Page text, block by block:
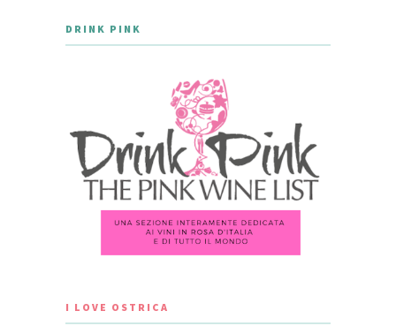
DRINK PINK
I LOVE OSTRICA